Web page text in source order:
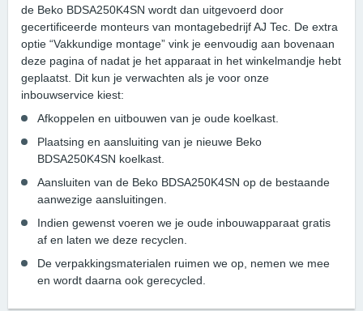
de Beko BDSA250K4SN wordt dan uitgevoerd door
gecertificeerde monteurs van montagebedrijf AJ Tec. De extra
optie “Vakkundige montage” vink je eenvoudig aan bovenaan
deze pagina of nadat je het apparaat in het winkelmandje hebt
geplaatst. Dit kun je verwachten als je voor onze
inbouwservice kiest:
Afkoppelen en uitbouwen van je oude koelkast.
Plaatsing en aansluiting van je nieuwe Beko
BDSA250K4SN koelkast.
Aansluiten van de Beko BDSA250K4SN op de bestaande
aanwezige aansluitingen.
Indien gewenst voeren we je oude inbouwapparaat gratis
af en laten we deze recyclen.
De verpakkingsmaterialen ruimen we op, nemen we mee
en wordt daarna ook gerecycled.